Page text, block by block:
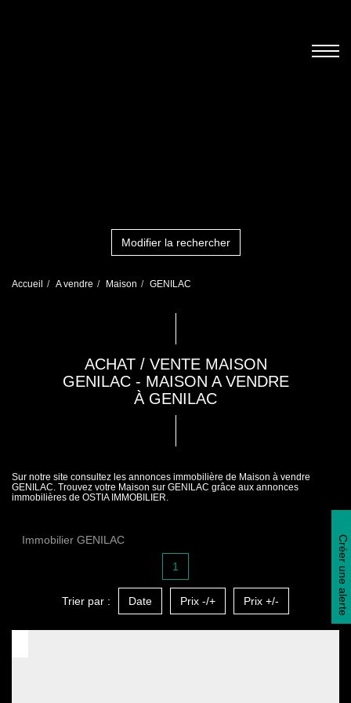
Modifier la rechercher
Accueil A vendre Maison GENILAC
ACHAT / VENTE MAISON
GENILAC - MAISON A VENDRE
À GENILAC
Sur notre site consultez les annonces immobilière de Maison à vendre
GENILAC. Trouvez votre Maison sur GENILAC grâce aux annonces
immobilières de OSTIA IMMOBILIER.
Immobilier GENILAC Créer une alerte
1
Trier par : Date Prix -/+ Prix +/-